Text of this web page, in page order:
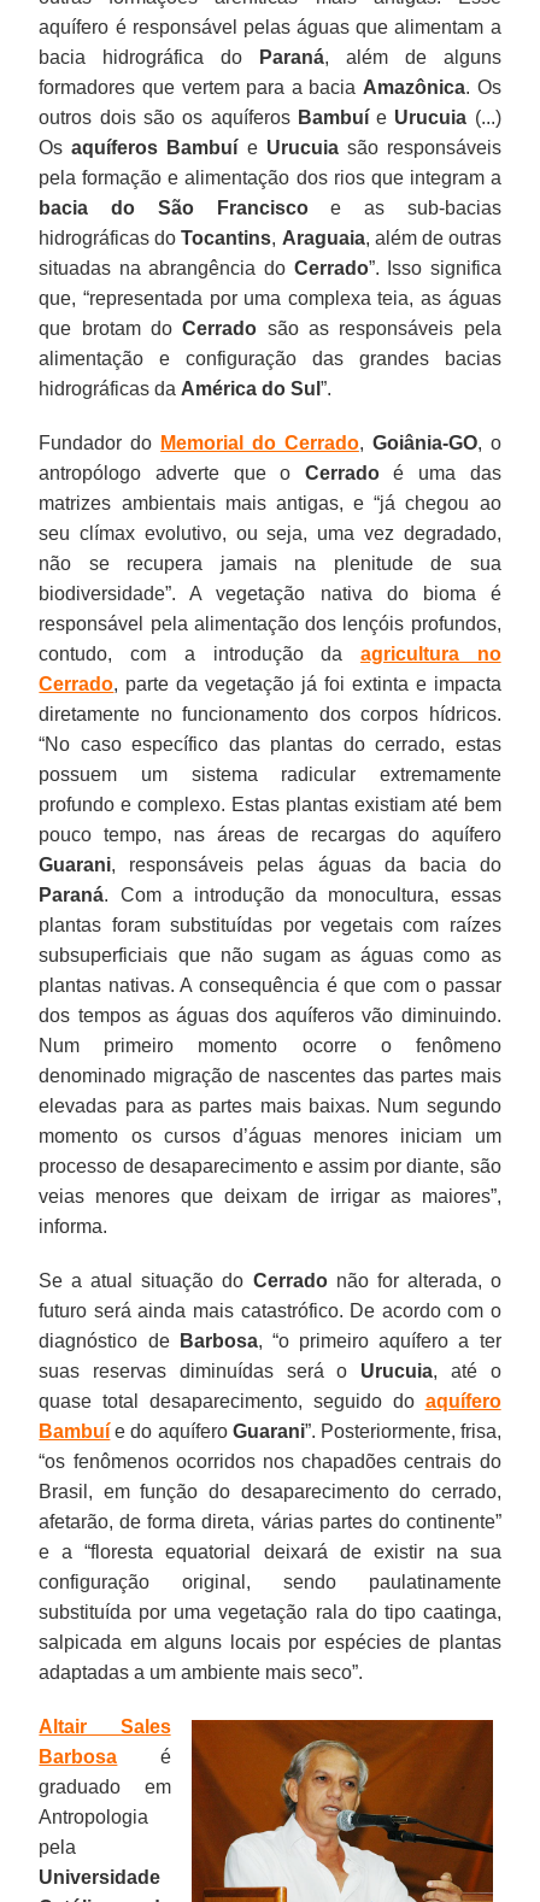
aquífero é responsável pelas águas que alimentam a
bacia hidrográfica do
Paraná, além de alguns
formadores que vertem para a bacia Amazônica. Os
outros dois são os aquíferos Bambuíe Urucuia (...)
Osaquíferos Bambuí e Urucuiasão responsáveis
pela formação e alimentação dos rios que integram a
bacia do São Franciscoe as sub-bacias
hidrográficas doTocantins, Araguaia, além de outras
situadas na abrangência do Cerrado”. Isso significa
que, “representada por uma complexa teia, as águas
que brotam doCerrado são as responsáveis pela
alimentação e configuração das grandes bacias
hidrográficas da América do Sul”.
Fundador do Memorial do Cerrado, Goiânia-GO, o
antropólogo adverte que o Cerradoé uma das
matrizes ambientais mais antigas, e “já chegou ao
seu clímax evolutivo, ou seja, uma vez degradado,
não se recupera jamais na plenitude de sua
biodiversidade”. A vegetação nativa do bioma é
responsável pela alimentação dos lençóis profundos,
contudo, com a introdução da agricultura no
Cerrado, parte da vegetação já foi extinta e impacta
diretamente no funcionamento dos corpos hídricos.
“No caso específico das plantas do cerrado, estas
possuem um sistema radicular extremamente
profundo e complexo. Estas plantas existiam até bem
pouco tempo, nas áreas de recargas do aquífero
Guarani, responsáveis pelas águas da bacia do
Paraná. Com a introdução da monocultura, essas
plantas foram substituídas por vegetais com raízes
subsuperficiais que não sugam as águas como as
plantas nativas. A consequência é que com o passar
dos tempos as águas dos aquíferos vão diminuindo.
Num primeiro momento ocorre o fenômeno
denominado migração de nascentes das partes mais
elevadas para as partes mais baixas. Num segundo
momento os cursos d’águas menores iniciam um
processo de desaparecimento e assim por diante, são
veias menores que deixam de irrigar as maiores”,
informa.
Se a atual situação do Cerradonão for alterada, o
futuro será ainda mais catastrófico. De acordo com o
diagnóstico de
Barbosa, “o primeiro aquífero a ter
suas reservas diminuídas será o Urucuia, até o
quase total desaparecimento, seguido do aquífero
Bambuí e do aquífero Guarani”. Posteriormente, frisa,
“os fenômenos ocorridos nos chapadões centrais do
Brasil, em função do desaparecimento do cerrado,
afetarão, de forma direta, várias partes do continente”
e a “floresta equatorial deixará de existir na sua
configuração original, sendo paulatinamente
substituída por uma vegetação rala do tipo caatinga,
salpicada em alguns locais por espécies de plantas
adaptadas a um ambiente mais seco”.
Altair Sales
Barbosa é
graduado em
Antropologia
pela
Universidade